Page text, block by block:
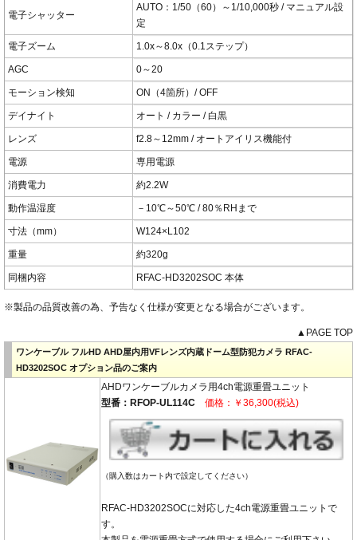
電子シャッター
AUTO：1/50（60）～1/10,000秒 / マニュアル設
定
電子ズーム 1.0x～8.0x（0.1ステップ）
AGC 0～20
モーション検知 ON（4箇所）/ OFF
デイナイト オート / カラー / 白黒
レンズ f2.8～12mm / オートアイリス機能付
電源 専用電源
消費電力 約2.2W
動作温湿度 －10℃～50℃ / 80％RHまで
寸法（mm） W124×L102
重量 約320g
同梱内容 RFAC-HD3202SOC 本体
※製品の品質改善の為、予告なく仕様が変更となる場合がございます。
▲PAGE TOP
ワンケーブル フルHD AHD屋内用VFレンズ内蔵ドーム型防犯カメラ RFAC-
HD3202SOC オプション品のご案内
AHDワンケーブルカメラ用4ch電源重畳ユニット
型番：RFOP-UL114C
価格：￥36,300(税込)
（購入数はカート内で設定してください）
RFAC-HD3202SOCに対応した4ch電源重畳ユニットで
す。